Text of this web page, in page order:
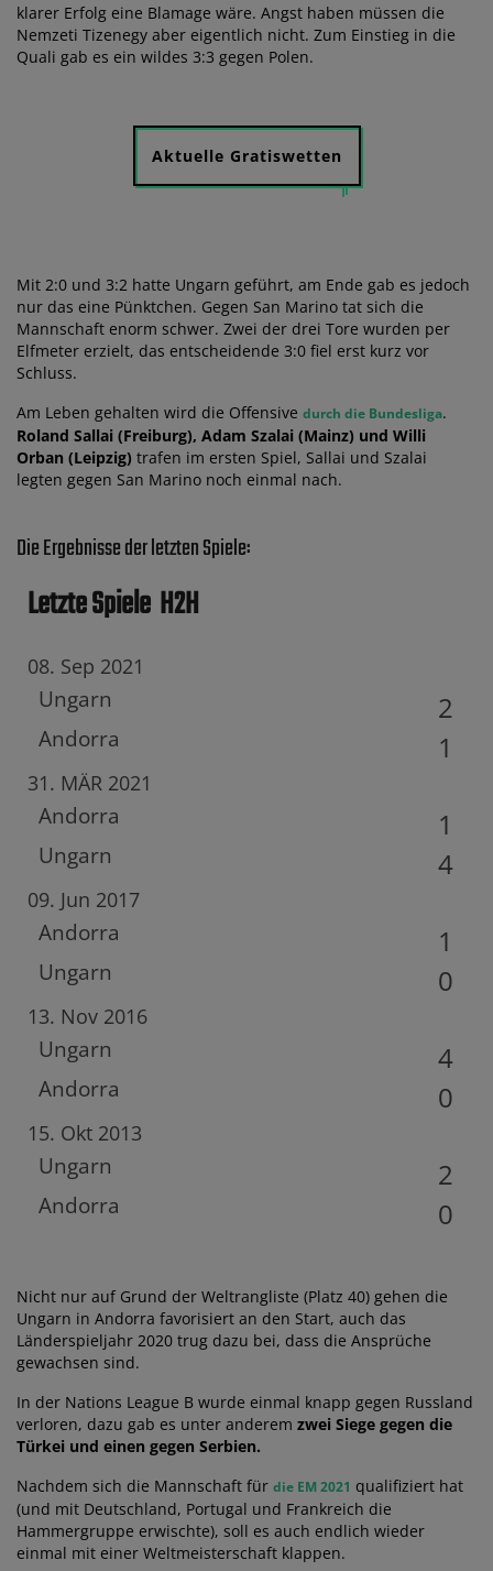
klarer Erfolg eine Blamage wäre. Angst haben müssen die
Nemzeti Tizenegy aber eigentlich nicht. Zum Einstieg in die
Quali gab es ein wildes 3:3 gegen Polen.
Aktuelle Gratiswetten
Mit 2:0 und 3:2 hatte Ungarn geführt, am Ende gab es jedoch
nur das eine Pünktchen. Gegen San Marino tat sich die
Mannschaft enorm schwer. Zwei der drei Tore wurden per
Elfmeter erzielt, das entscheidende 3:0 fiel erst kurz vor
Schluss.
Am Leben gehalten wird die Offensive durch die Bundesliga.
Roland Sallai (Freiburg), Adam Szalai (Mainz) und Willi
Orban (Leipzig) trafen im ersten Spiel, Sallai und Szalai
legten gegen San Marino noch einmal nach.
Die Ergebnisse der letzten Spiele:
Letzte Spiele H2H
08. Sep 2021
Ungarn
Andorra
2
1
31. MÄR 2021
Andorra
Ungarn
1
4
09. Jun 2017
Andorra
Ungarn
1
0
13. Nov 2016
Ungarn
Andorra
4
0
15. Okt 2013
Ungarn
Andorra
2
0
Nicht nur auf Grund der Weltrangliste (Platz 40) gehen die
Ungarn in Andorra favorisiert an den Start, auch das
Länderspieljahr 2020 trug dazu bei, dass die Ansprüche
gewachsen sind.
In der Nations League B wurde einmal knapp gegen Russland
verloren, dazu gab es unter anderem zwei Siege gegen die
Türkei und einen gegen Serbien.
Nachdem sich die Mannschaft für die EM 2021 qualifiziert hat
(und mit Deutschland, Portugal und Frankreich die
Hammergruppe erwischte), soll es auch endlich wieder
einmal mit einer Weltmeisterschaft klappen.